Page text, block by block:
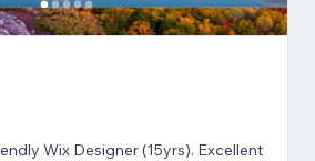
Wix Designer (15yrs). Excellent